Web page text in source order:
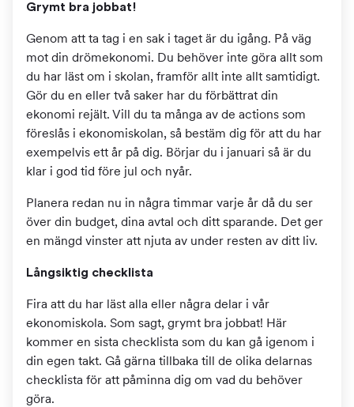
Grymt bra jobbat!
Genom att ta tag i en sak i taget är du igång. På väg
mot din drömekonomi. Du behöver inte göra allt som
du har läst om i skolan, framför allt inte allt samtidigt.
Gör du en eller två saker har du förbättrat din
ekonomi rejält. Vill du ta många av de actions som
föreslås i ekonomiskolan, så bestäm dig för att du har
exempelvis ett år på dig. Börjar du i januari så är du
klar i god tid före jul och nyår.
Planera redan nu in några timmar varje år då du ser
över din budget, dina avtal och ditt sparande. Det ger
en mängd vinster att njuta av under resten av ditt liv.
Långsiktig checklista
Fira att du har läst alla eller några delar i vår
ekonomiskola. Som sagt, grymt bra jobbat! Här
kommer en sista checklista som du kan gå igenom i
din egen takt. Gå gärna tillbaka till de olika delarnas
checklista för att påminna dig om vad du behöver
göra.